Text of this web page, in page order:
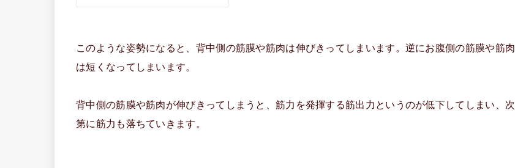
このような姿勢になると、背中側の筋膜や筋肉は伸びきってしまいます。逆にお腹側の筋膜や筋肉
は短くなってしまいます。
背中側の筋膜や筋肉が伸びきってしまうと、筋力を発揮する筋出力というのが低下してしまい、次
第に筋力も落ちていきます。